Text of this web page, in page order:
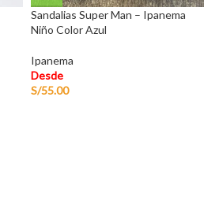
Sandalias Super Man – Ipanema
Niño Color Azul
Ipanema
Desde
S/55.00